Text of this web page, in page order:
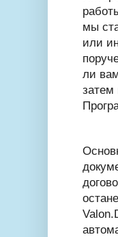
мы
или
ли
затем